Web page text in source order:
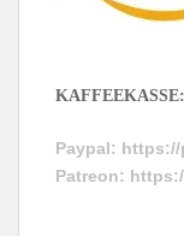
KAFFEEKASSE:
Paypal: https://
Patreon: